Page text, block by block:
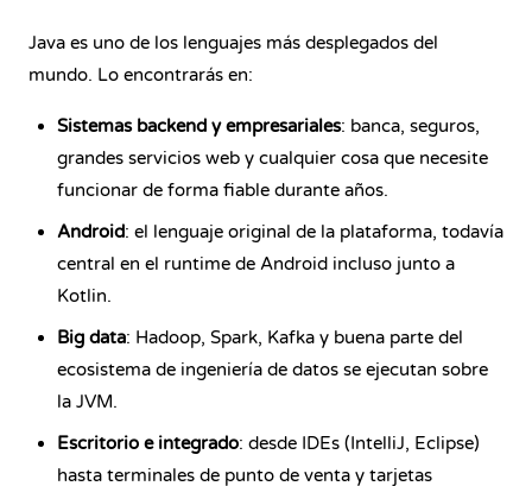
Java es uno de los lenguajes más desplegados del
mundo. Lo encontrarás en:
Sistemas backend y empresariales: banca, seguros,
grandes servicios web y cualquier cosa que necesite
funcionar de forma fiable durante años.
Android: el lenguaje original de la plataforma, todavía
central en el runtime de Android incluso junto a
Kotlin.
Big data: Hadoop, Spark, Kafka y buena parte del
ecosistema de ingeniería de datos se ejecutan sobre
la JVM.
Escritorio e integrado: desde IDEs (IntelliJ, Eclipse)
hasta terminales de punto de venta y tarjetas